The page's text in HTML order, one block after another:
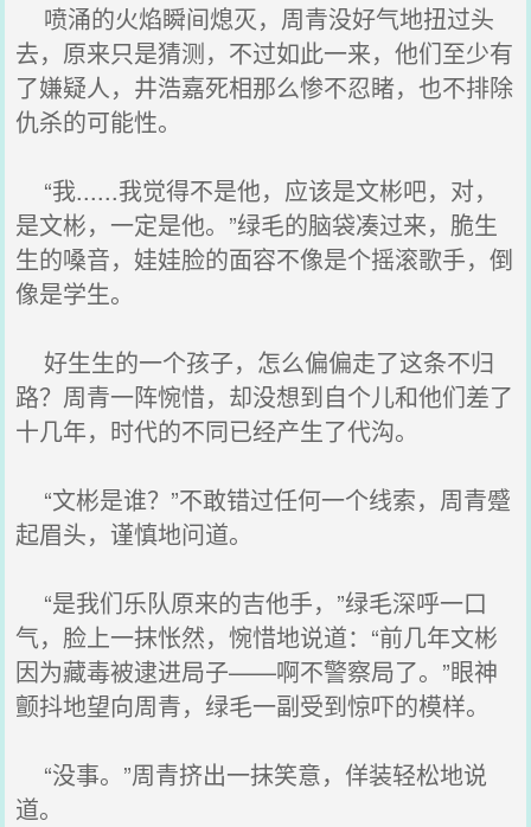
喷涌的火焰瞬间熄灭，周青没好气地扭过头
去，原来只是猜测，不过如此一来，他们至少有
了嫌疑人，井浩嘉死相那么惨不忍睹，也不排除
仇杀的可能性。
“我......我觉得不是他，应该是文彬吧，对，
是文彬，一定是他。”绿毛的脑袋凑过来，脆生
生的嗓音，娃娃脸的面容不像是个摇滚歌手，倒
像是学生。
好生生的一个孩子，怎么偏偏走了这条不归
路？周青一阵惋惜，却没想到自个儿和他们差了
十几年，时代的不同已经产生了代沟。
“文彬是谁？”不敢错过任何一个线索，周青蹙
起眉头，谨慎地问道。
“是我们乐队原来的吉他手，”绿毛深呼一口
气，脸上一抹怅然，惋惜地说道：“前几年文彬
因为藏毒被逮进局子——啊不警察局了。”眼神
颤抖地望向周青，绿毛一副受到惊吓的模样。
“没事。”周青挤出一抹笑意，佯装轻松地说
道。